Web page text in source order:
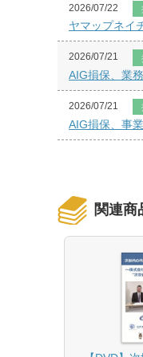
2026/07/22
ヤマップネイ
2026/07/21
AIG損保、業
2026/07/21
AIG損保、事
関連商